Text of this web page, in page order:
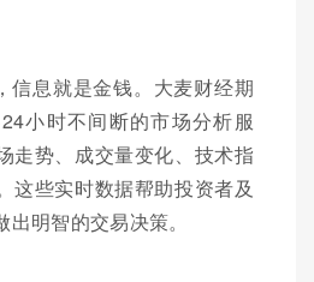
信息就是金钱。大麦财经期
小时不间断的市场分析服
走势、成交量变化、技术指
这些实时数据帮助投资者及
明智的交易决策。